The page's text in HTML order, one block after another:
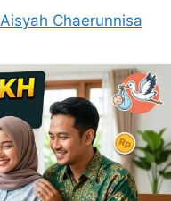
Aisyah Chaerunnisa